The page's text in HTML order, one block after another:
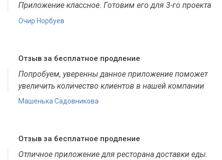
Приложение классное. Готовим его для 3-го проекта
Очир Норбуев
Отзыв за бесплатное продление
Попробуем, уверенны данное приложение поможет
увеличить количество клиентов в нашей компании
Машенька Садовникова
Отзыв за бесплатное продление
Отличное приложение для ресторана доставки еды.